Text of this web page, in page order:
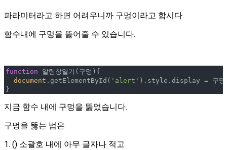
파라미터라고 하면 어려우니까 구멍이라고 합시다.
함수내에 구멍을 뚫어줄 수 있습니다.
function 알림창열기( 구멍 ) {
document .getElementById( 'alert' ).style.display = 구
}
지금 함수 내에 구멍을 뚫었습니다.
구멍을 뚫는 법은
1. () 소괄호 내에 아무 글자나 적고